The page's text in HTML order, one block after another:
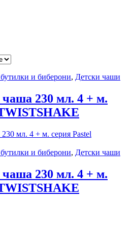
и биберони, Детски чаши
230 мл. 4 + м.
и биберони, Детски чаши
230 мл. 4 + м.